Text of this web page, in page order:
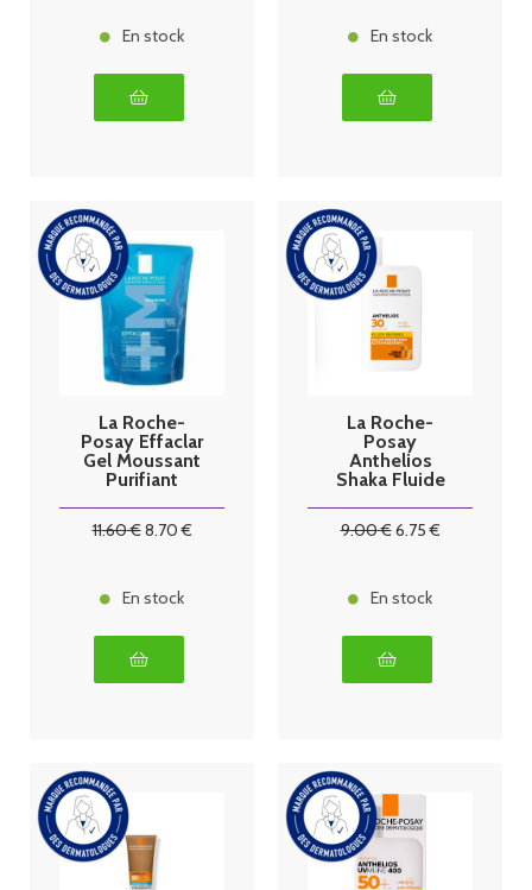
Points noirs,
En stock
Sensibles,
En stock
La Roche-
Posay Effaclar
Gel Moussant
Purifiant
11.60€8.70€
En stock
La Roche-
Posay
Anthelios
Shaka Fluide
9.00€6.75€
En stock